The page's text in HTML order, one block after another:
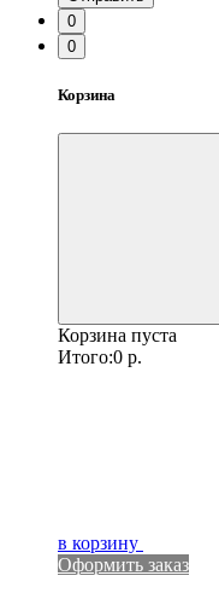
0
0
Корзина
Корзина пуста
Итого:0 р.
в корзину
Оформить заказ